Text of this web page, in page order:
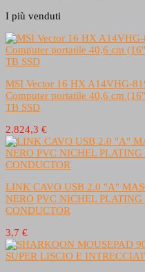
I più venduti
MSI Vector 16 HX A14VHG-
Computer portatile 40,6 cm
TB SSD
2.824,3 €
LINK CAVO USB 2.0 "A"
NERO PVC NICHEL
CONDUCTOR
3,7 €